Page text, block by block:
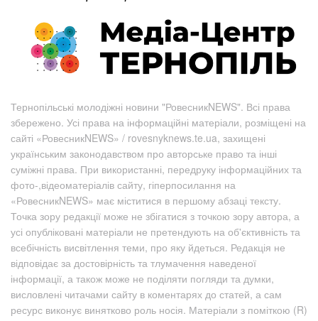
Тернопільські молодіжні новини "РовесникNEWS". Всі права
збережено. Усі права на інформаційні матеріали, розміщені на
сайті «РовесникNEWS» / rovesnyknews.te.ua, захищені
українським законодавством про авторське право та інші
суміжні права. При використанні, передруку інформаційних та
фото-,відеоматеріалів сайту, гіперпосилання на
«РовесникNEWS» має міститися в першому абзаці тексту.
Точка зору редакції може не збігатися з точкою зору автора, а
усі опубліковані матеріали не претендують на об'єктивність та
всебічність висвітлення теми, про яку йдеться. Редакція не
відповідає за достовірність та тлумачення наведеної
інформації, а також може не поділяти погляди та думки,
висловлені читачами сайту в коментарях до статей, а сам
ресурс виконує винятково роль носія. Матеріали з поміткою (R)